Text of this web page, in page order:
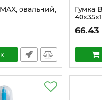
овальний,
Гумка
66.43